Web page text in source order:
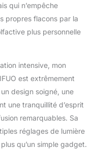
qui n’empêche
propres flacons par la
plus personnelle
intensive, mon
est extrêmement
design soigné, une
une tranquillité d’esprit
remarquables. Sa
réglages de lumière
qu’un simple gadget.